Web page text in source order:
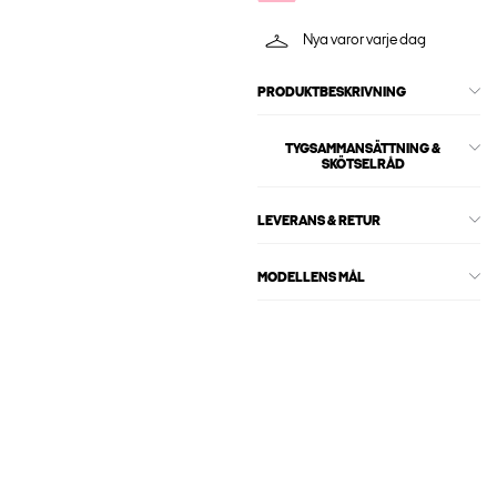
Nya varor varje dag
PRODUKTBESKRIVNING
TYGSAMMANSÄTTNING &
SKÖTSELRÅD
LEVERANS & RETUR
MODELLENS MÅL